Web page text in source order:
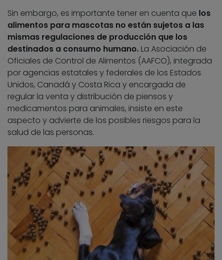
Sin embargo, es importante tener en cuenta que los
alimentos para mascotas no están sujetos a las
mismas regulaciones de producción que los
destinados a consumo humano. La Asociación de
Oficiales de Control de Alimentos (AAFCO), integrada
por agencias estatales y federales de los Estados
Unidos, Canadá y Costa Rica y encargada de
regular la venta y distribución de piensos y
medicamentos para animales, insiste en este
aspecto y advierte de los posibles riesgos para la
salud de las personas.